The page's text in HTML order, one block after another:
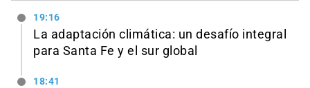
19:16
La adaptación climática: un desafío integral
para Santa Fe y el sur global
18:41